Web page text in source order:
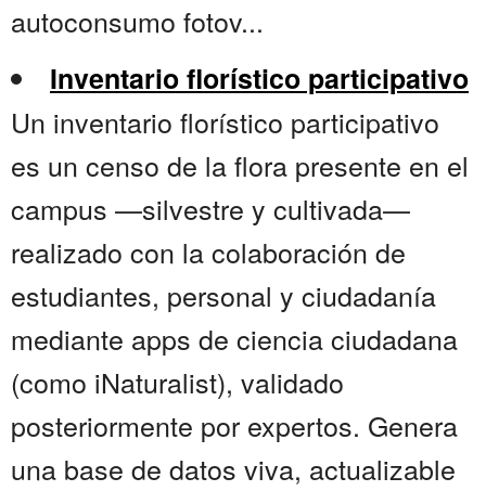
autoconsumo fotov...
Inventario florístico participativo
Un inventario florístico participativo
es un censo de la flora presente en el
campus —silvestre y cultivada—
realizado con la colaboración de
estudiantes, personal y ciudadanía
mediante apps de ciencia ciudadana
(como iNaturalist), validado
posteriormente por expertos. Genera
una base de datos viva, actualizable